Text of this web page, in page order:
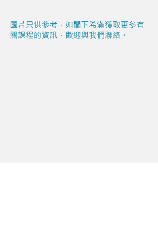
圖片只供參考，如閣下希滿獲取更多有
關課程的資訊，歡迎與我們聯絡。